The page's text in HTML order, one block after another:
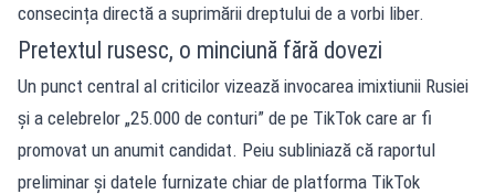
consecința directă a suprimării dreptului de a vorbi liber.
Pretextul rusesc, o minciună fără dovezi
Un punct central al criticilor vizează invocarea imixtiunii Rusiei
și a celebrelor „25.000 de conturi” de pe TikTok care ar fi
promovat un anumit candidat. Peiu subliniază că raportul
preliminar și datele furnizate chiar de platforma TikTok